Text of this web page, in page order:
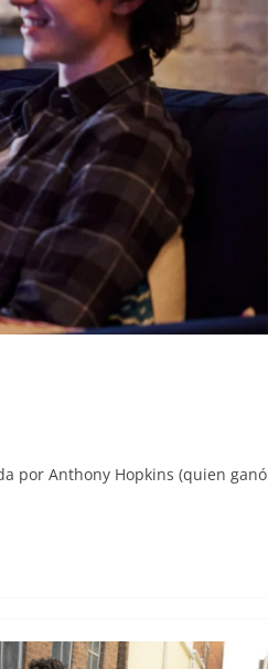
por Anthony Hopkins (quien ganó